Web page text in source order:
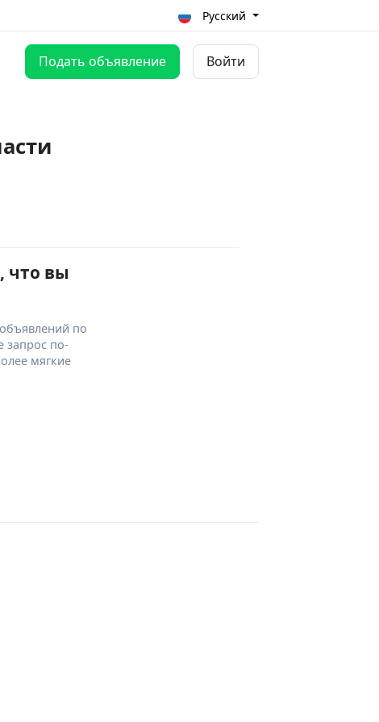
Русский
Подать объявление Войти
что вы
по
запрос по-
мягкие